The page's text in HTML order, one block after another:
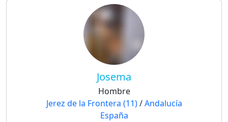
Josema
Hombre
Jerez de la Frontera (11)/Andalucía
España